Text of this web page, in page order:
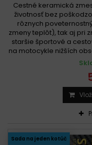
Cestné keramická
životnosť bez
rôznych
zmeny teplôt), tak aj pri
staršie športové a
na motocykle nižších
Sada na jeden kotúč